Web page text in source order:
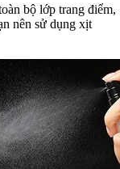
bộ lớp trang điểm,
nên sử dụng xịt